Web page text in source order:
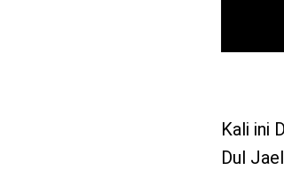
Kali ini
Dul